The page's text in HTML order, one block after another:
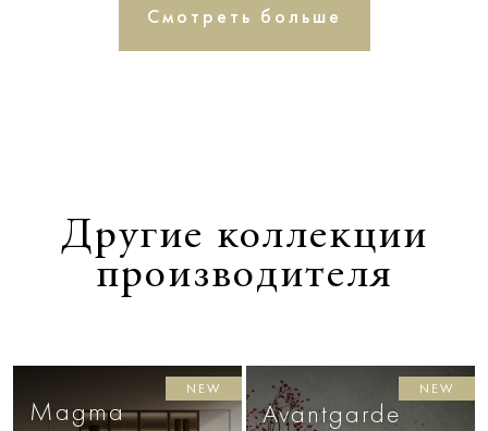
Смотреть больше
Другие коллекции
производителя
Magma
NEW
Avantgarde
NEW